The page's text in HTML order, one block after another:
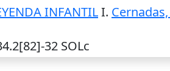
INFANTILI.
32 SOLc